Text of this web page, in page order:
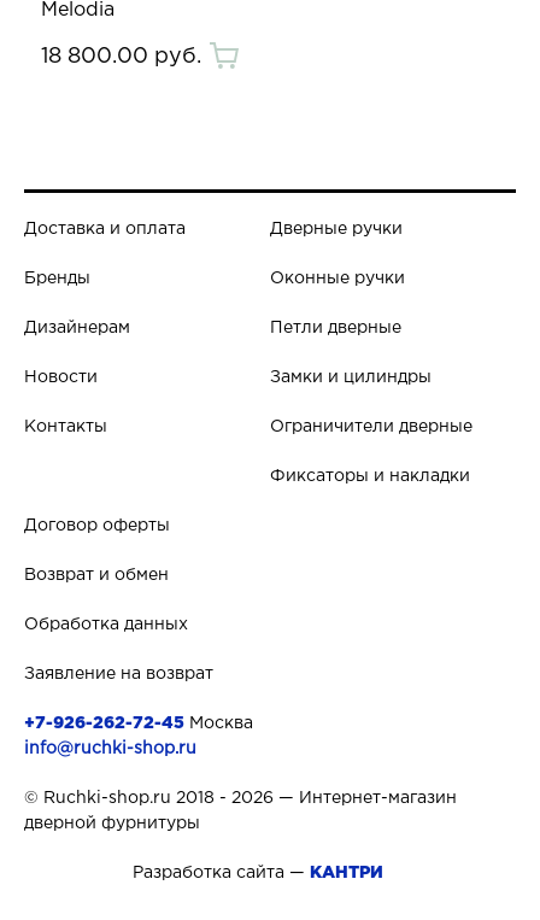
Melodia
18 800.00 руб.
Доставка и оплата
Бренды
Дизайнерам
Новости
Контакты
Дверные ручки
Оконные ручки
Петли дверные
Замки и цилиндры
Ограничители дверные
Фиксаторы и накладки
Договор оферты
Возврат и обмен
Обработка данных
Заявление на возврат
+7-926-262-72-45 Москва
info@ruchki-shop.ru
© Ruchki-shop.ru 2018 - 2026 — Интернет-магазин
дверной фурнитуры
Разработка сайта — КАНТРИ